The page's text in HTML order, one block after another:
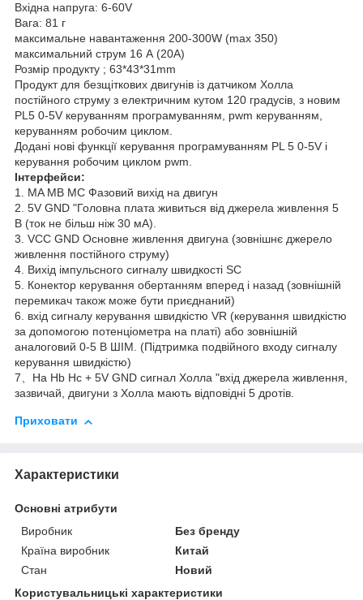
Вхідна напруга: 6-60V
Вага: 81 г
максимальне навантаження 200-300W (max 350)
максимальний струм 16 А (20А)
Розмір продукту ; 63*43*31mm
Продукт для безщіткових двигунів із датчиком Холла
постійного струму з електричним кутом 120 градусів, з новим
PL5 0-5V керуванням програмуванням, pwm керуванням,
керуванням робочим циклом.
Додані нові функції керування програмуванням PL 5 0-5V і
керування робочим циклом pwm.
Інтерфейси:
1. MA МB MC Фазовий вихід на двигун
2. 5V GND "Головна плата живиться від джерела живлення 5
В (ток не більш ніж 30 мА).
3. VCC GND Основне живлення двигуна (зовнішнє джерело
живлення постійного струму)
4. Вихід імпульсного сигналу швидкості SC
5. Конектор керування обертанням вперед і назад (зовнішній
перемикач також може бути приєднаний)
6. вхід сигналу керування швидкістю VR (керування швидкістю
за допомогою потенціометра на платі) або зовнішній
аналоговий 0-5 В ШІМ. (Підтримка подвійного входу сигналу
керування швидкістю)
7、Ha Hb Hc + 5V GND сигнал Холла "вхід джерела живлення,
зазвичай, двигуни з Холла мають відповідні 5 дротів.
Приховати
Характеристики
Основні атрибути
Виробник
Без бренду
Країна виробник
Китай
Стан
Новий
Користувальницькі характеристики